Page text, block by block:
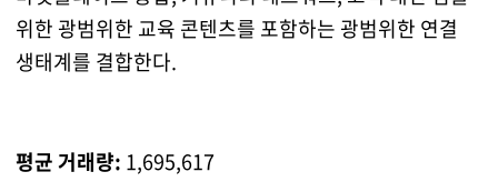
위한 광범위한 교육 콘텐츠를 포함하는 광범위한 연결
생태계를 결합한다.
평균 거래량: 1,695,617